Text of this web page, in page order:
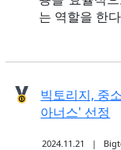
는 역할을 한
빅토리지, 중
아너스' 선정
2024.11.21 |